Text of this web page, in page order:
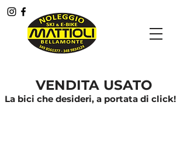
VENDITA USATO
La bici che desideri, a portata di click!